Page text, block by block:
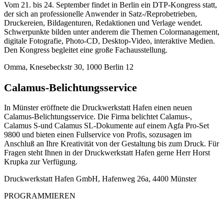
Vom 21. bis 24. September findet in Berlin ein DTP-Kongress statt,
der sich an professionelle Anwender in Satz-/Reprobetrieben,
Druckereien, Bildagenturen, Redaktionen und Verlage wendet.
Schwerpunkte bilden unter anderem die Themen Colormanagement,
digitale Fotografie, Photo-CD, Desktop-Video, interaktive Medien.
Den Kongress begleitet eine große Fachausstellung.
Omma, Knesebeckstr 30, 1000 Berlin 12
Calamus-Belichtungsservice
In Münster eröffnete die Druckwerkstatt Hafen einen neuen
Calamus-Belichtungsservice. Die Firma belichtet Calamus-,
Calamus S-und Calamus SL-Dokumente auf einem Agfa Pro-Set
9800 und bieten einen Fullservice von Profis, sozusagen im
Anschluß an Ihre Kreativität von der Gestaltung bis zum Druck. Für
Fragen steht Ihnen in der Druckwerkstatt Hafen gerne Herr Horst
Krupka zur Verfügung.
Druckwerkstatt Hafen GmbH, Hafenweg 26a, 4400 Münster
PROGRAMMIEREN